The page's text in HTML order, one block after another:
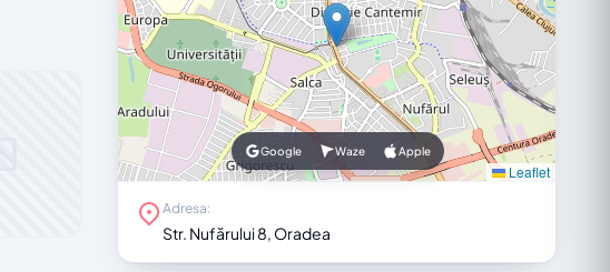
Leaflet
Google Waze Apple
Adresa:
Str. Nufărului 8, Oradea